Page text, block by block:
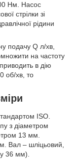
Нм. Насос
стрілки зі
рідини
подачу Q л/хв,
на частоту
в дію
об/хв, то
ISO.
з діаметром
13 мм.
Вал – шліцьовий,
36 мм).